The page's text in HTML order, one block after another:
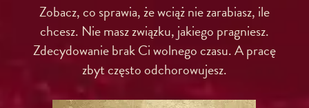
Zobacz, co sprawia, że wciąż nie zarabiasz, ile
chcesz. Nie masz związku, jakiego pragniesz.
Zdecydowanie brak Ci wolnego czasu. A pracę
zbyt często odchorowujesz.